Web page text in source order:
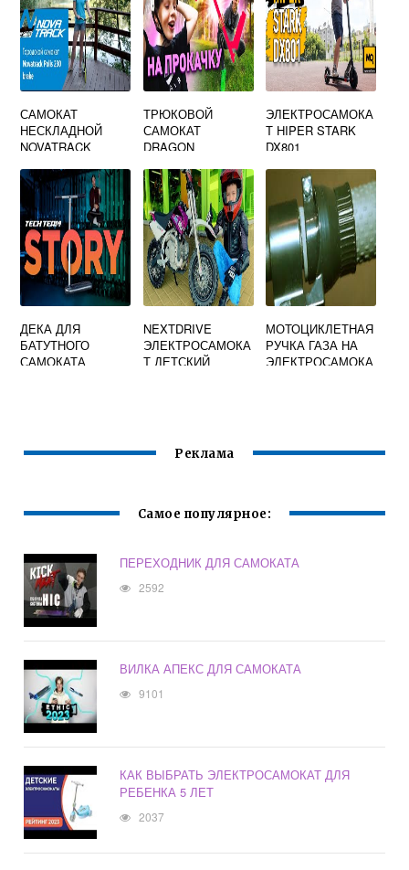
САМОКАТ
НЕСКЛАДНОЙ
NOVATRACK
ПЛАСТИК
ЭРГОНОМИЧНЫЙ
РУЛЬ Y ТИПА
ЦВЕТ ЧЕРНЫЙ
РОЗОВЫЙ
ТРЮКОВОЙ
САМОКАТ
DRAGON
ЭЛЕКТРОСАМОКА
Т HIPER STARK
DX801
ДЕКА ДЛЯ
БАТУТНОГО
САМОКАТА
NEXTDRIVE
ЭЛЕКТРОСАМОКА
Т ДЕТСКИЙ
МОТОЦИКЛЕТНАЯ
РУЧКА ГАЗА НА
ЭЛЕКТРОСАМОКА
Реклама
Самое популярное:
ПЕРЕХОДНИК ДЛЯ САМОКАТА
2592
ВИЛКА АПЕКС ДЛЯ САМОКАТА
9101
КАК ВЫБРАТЬ ЭЛЕКТРОСАМОКАТ ДЛЯ
РЕБЕНКА 5 ЛЕТ
2037